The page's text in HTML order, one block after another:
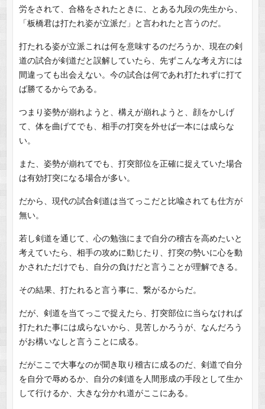
労をされて、合格をされたときに、とある九段の先生から、
「板橋君は打たれ姿が立派だ」と言われたと言うのだ。
打たれる姿が立派これは何を意味するのだろうか、現在の剣
道の試合が剣道だと誤解していたら、先ずこんな考え方には
間違っても出会えない。今の試合は何であれ打たれずに打て
ば勝てるからである。
つまり姿勢が崩れようと、構えが崩れようと、顔をかしげ
て、体を曲げてでも、相手の打突を外せば一本には成らな
い。
また、姿勢が崩れてでも、打突部位を正確に捉えていた場合
は有効打突になる場合が多い。
だから、現代の試合剣道は当てっこだと比喩されても仕方が
無い。
若し剣道を通じて、心の勉強にまで自分の稽古を高めたいと
考えていたら、相手の攻めに動じたり、打突の勢いに心を動
かされただけでも、自分の負けだと言うことが理解できる。
その結果、打たれると言う事に、繋がるからだ。
だが、剣道を当てっこで捉えたら、打突部位に当らなければ
打たれた事には成らないから、見苦しかろうが、なんだろう
がお構いなしと言うことに成る。
だがここで大事なのが聞き取り稽古に成るのだ、剣道で自分
を自分で辱めるか、自分の剣道を人間形成の手段として生か
して行けるか、大きな分かれ道がここにある。